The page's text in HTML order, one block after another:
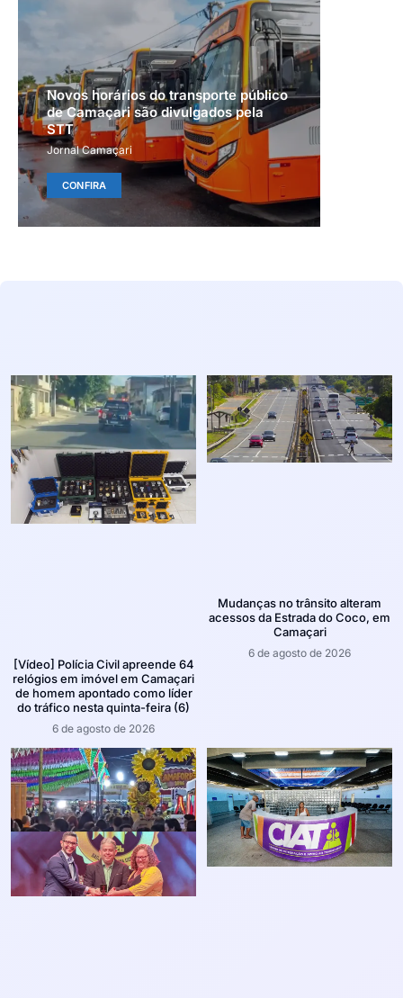
Novos horários do transporte público
de Camaçari são divulgados pela
STT
Jornal Camaçari
CONFIRA
[Vídeo] Polícia Civil apreende 64
relógios em imóvel em Camaçari
de homem apontado como líder
do tráfico nesta quinta-feira (6)
6 de agosto de 2026
Mudanças no trânsito alteram
acessos da Estrada do Coco, em
Camaçari
6 de agosto de 2026